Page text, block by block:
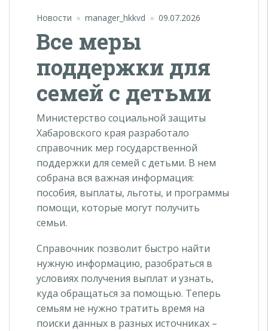
Новости manager_hkkvd 09.07.2026
Все меры
поддержки для
семей с детьми
Министерство социальной защиты
Хабаровского края разработало
справочник мер государственной
поддержки для семей с детьми. В нем
собрана вся важная информация:
пособия, выплаты, льготы, и программы
помощи, которые могут получить
семьи.
Справочник позволит быстро найти
нужную информацию, разобраться в
условиях получения выплат и узнать,
куда обращаться за помощью. Теперь
семьям не нужно тратить время на
поиски данных в разных источниках –